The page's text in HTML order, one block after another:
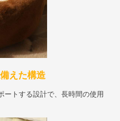
えた構造
ートする設計で、長時間の使用